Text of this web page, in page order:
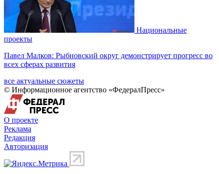
Национальные
проекты
Павел Малков: Рыбновский округ демонстрирует прогресс во
всех сферах развития
все актуальные сюжеты
© Информационное агентство «ФедералПресс»
О проекте
Реклама
Редакция
Авторизация